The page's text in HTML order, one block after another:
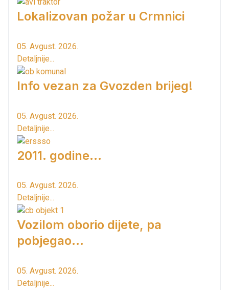
Lokalizovan požar u Crmnici
05. Avgust. 2026.
Detaljnije...
Info vezan za Gvozden brijeg!
05. Avgust. 2026.
Detaljnije...
2011. godine...
05. Avgust. 2026.
Detaljnije...
Vozilom oborio dijete, pa
pobjegao...
05. Avgust. 2026.
Detaljnije...